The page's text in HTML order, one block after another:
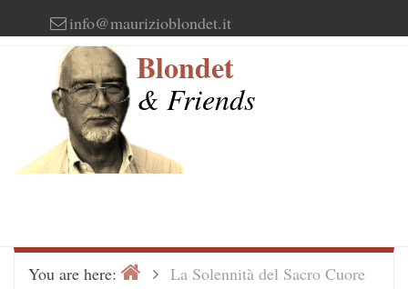
to
info@maurizioblondet.it
Blondet
& Friends
You are here: HomeLa Solennità del Sacro Cuore